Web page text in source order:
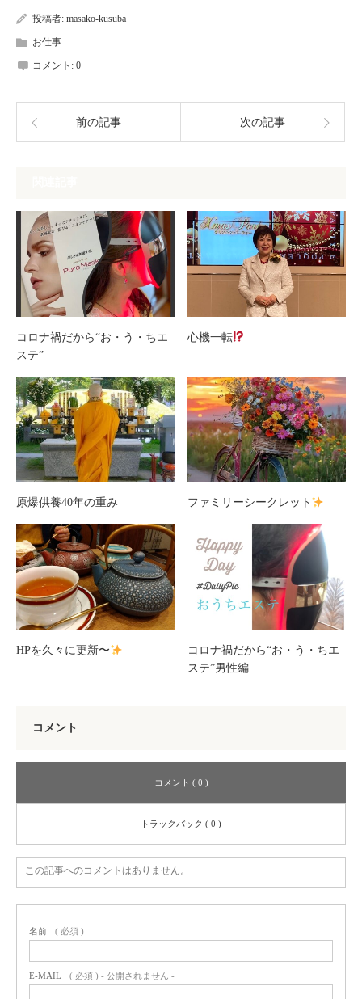
投稿者: masako-kusuba
お仕事
コメント: 0
前の記事 次の記事
コロナ禍だから“お・う・ちエ
ステ”
心機一転
原爆供養40年の重み ファミリーシークレット
HPを久々に更新〜
コロナ禍だから“お・う・ちエ
ステ”男性編
コメント
コメント ( 0 )
トラックバック ( 0 )
この記事へのコメントはありません。
名前 ( 必須 )
E-MAIL ( 必須 ) - 公開されません -